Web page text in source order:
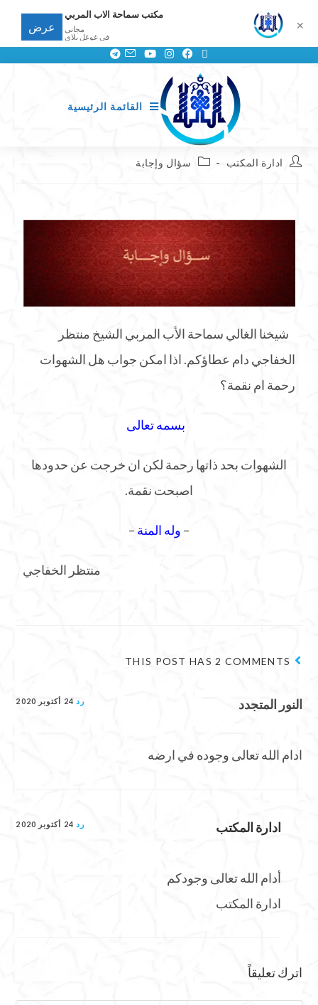
القائمة الرئيسية
ادارة المكتب سؤال وإجابة
شيخنا الغالي سماحة الأب المربي الشيخ منتظر
الخفاجي دام عطاؤكم. اذا امكن جواب هل الشهوات
رحمة ام نقمة؟
بسمه تعالى
الشهوات بحد ذاتها رحمة لكن ان خرجت عن حدودها
اصبحت نقمة.
– وله المنة –
منتظر الخفاجي
THIS POST HAS 2 COMMENTS
النور المتجدد رد 24 أكتوبر 2020
ادام الله تعالى وجوده في ارضه
ادارة المكتب رد 24 أكتوبر 2020
أدام الله تعالى وجودكم
ادارة المكتب
اترك تعليقاً
✕
مكتب سماحة الاب المربي
مجانى
في غوغل بلاي
عرض